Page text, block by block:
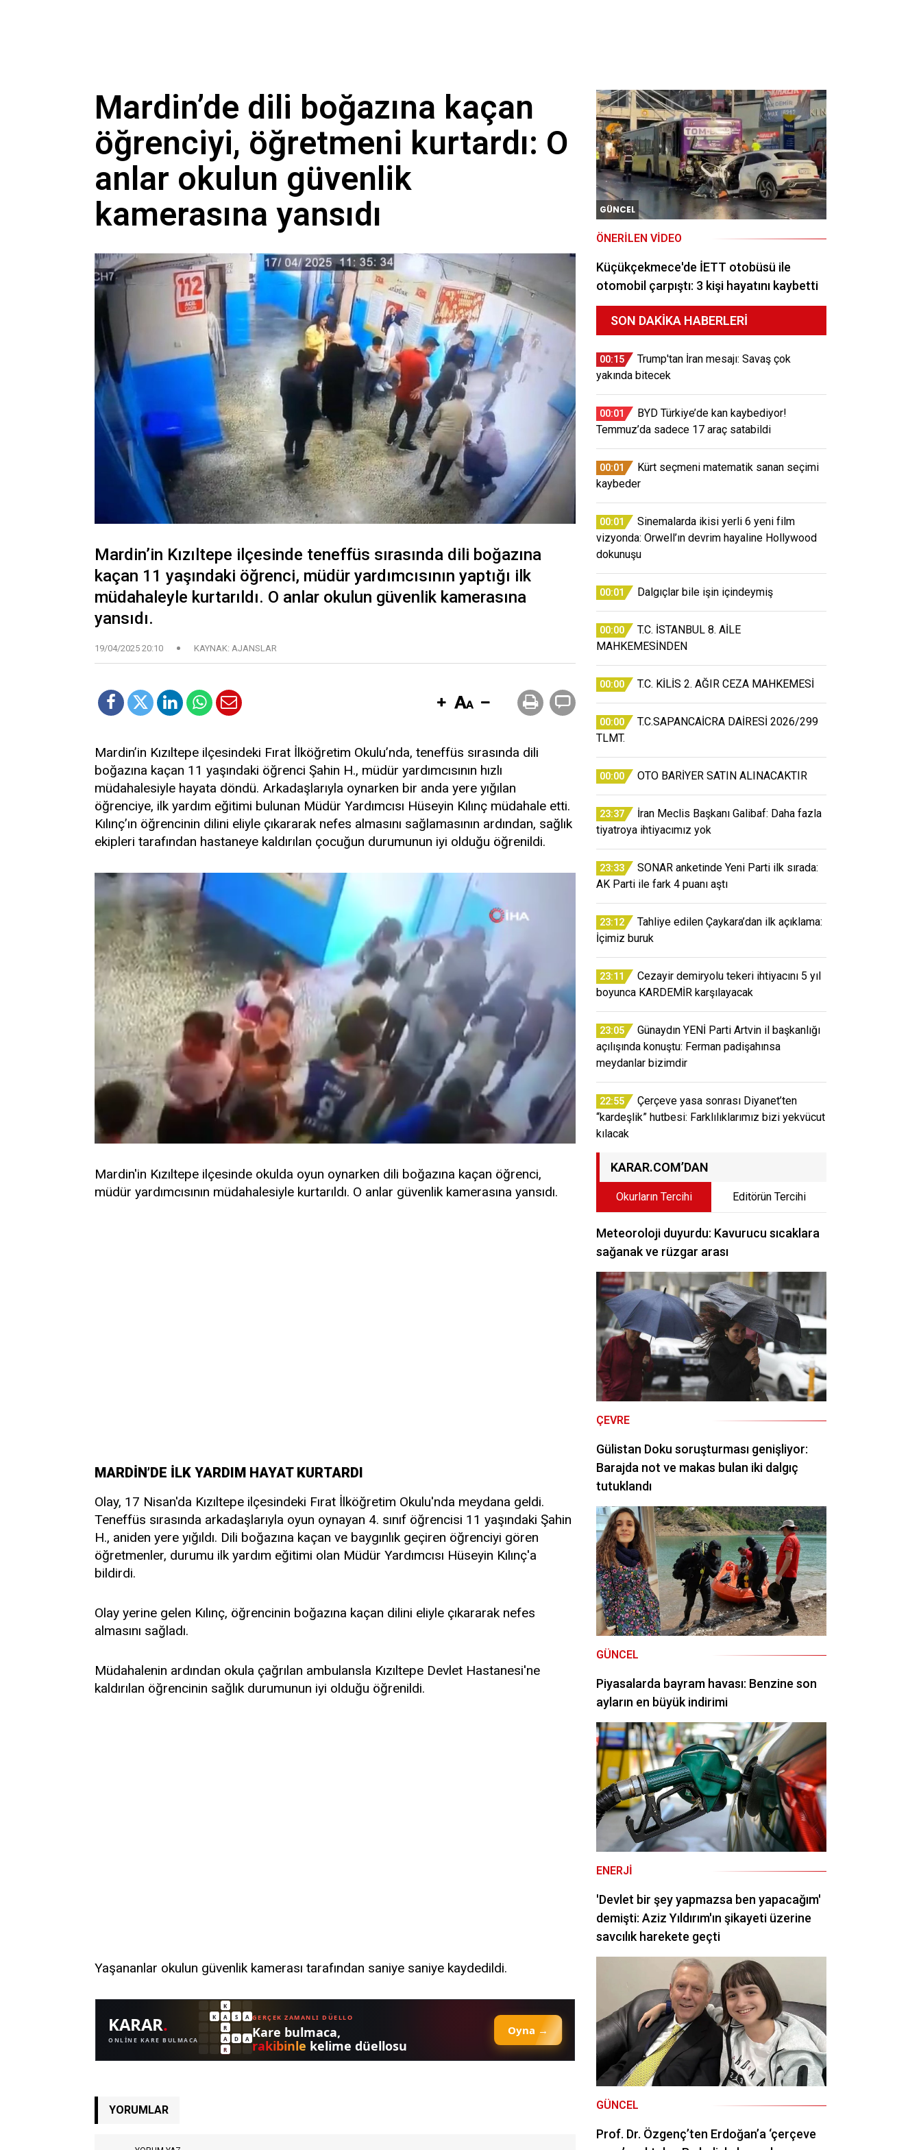
Mardin’de dili boğazına kaçan
öğrenciyi, öğretmeni kurtardı: O
anlar okulun güvenlik
kamerasına yansıdı
Mardin’in Kızıltepe ilçesinde teneffüs sırasında dili boğazına
kaçan 11 yaşındaki öğrenci, müdür yardımcısının yaptığı ilk
müdahaleyle kurtarıldı. O anlar okulun güvenlik kamerasına
yansıdı.
19/04/2025 20:10 KAYNAK: AJANSLAR
Mardin’in Kızıltepe ilçesindeki Fırat İlköğretim Okulu’nda, teneffüs sırasında dili
boğazına kaçan 11 yaşındaki öğrenci Şahin H., müdür yardımcısının hızlı
müdahalesiyle hayata döndü. Arkadaşlarıyla oynarken bir anda yere yığılan
öğrenciye, ilk yardım eğitimi bulunan Müdür Yardımcısı Hüseyin Kılınç müdahale etti.
Kılınç’ın öğrencinin dilini eliyle çıkararak nefes almasını sağlamasının ardından, sağlık
ekipleri tarafından hastaneye kaldırılan çocuğun durumunun iyi olduğu öğrenildi.
Mardin'in Kızıltepe ilçesinde okulda oyun oynarken dili boğazına kaçan öğrenci,
müdür yardımcısının müdahalesiyle kurtarıldı. O anlar güvenlik kamerasına yansıdı.
MARDİN’DE İLK YARDIM HAYAT KURTARDI
Olay, 17 Nisan'da Kızıltepe ilçesindeki Fırat İlköğretim Okulu'nda meydana geldi.
Teneffüs sırasında arkadaşlarıyla oyun oynayan 4. sınıf öğrencisi 11 yaşındaki Şahin
H., aniden yere yığıldı. Dili boğazına kaçan ve baygınlık geçiren öğrenciyi gören
öğretmenler, durumu ilk yardım eğitimi olan Müdür Yardımcısı Hüseyin Kılınç'a
bildirdi.
Olay yerine gelen Kılınç, öğrencinin boğazına kaçan dilini eliyle çıkararak nefes
almasını sağladı.
Müdahalenin ardından okula çağrılan ambulansla Kızıltepe Devlet Hastanesi'ne
kaldırılan öğrencinin sağlık durumunun iyi olduğu öğrenildi.
Yaşananlar okulun güvenlik kamerası tarafından saniye saniye kaydedildi.
YORUMLAR
GÜNCEL
ÖNERILEN VIDEO
Küçükçekmece'de İETT otobüsü ile
otomobil çarpıştı: 3 kişi hayatını kaybetti
SON DAKIKA HABERLERI
00:15
Trump'tan İran mesajı: Savaş çok
yakında bitecek
00:01
BYD Türkiye’de kan kaybediyor!
Temmuz’da sadece 17 araç satabildi
00:01
Kürt seçmeni matematik sanan seçimi
kaybeder
00:01
Sinemalarda ikisi yerli 6 yeni film
vizyonda: Orwell’ın devrim hayaline Hollywood
dokunuşu
00:01 Dalgıçlar bile işin içindeymiş
00:00
T.C. İSTANBUL 8. AİLE
MAHKEMESİNDEN
00:00 T.C. KİLİS 2. AĞIR CEZA MAHKEMESİ
00:00
T.C.SAPANCAİCRA DAİRESİ 2026/299
TLMT.
00:00 OTO BARİYER SATIN ALINACAKTIR
23:37
İran Meclis Başkanı Galibaf: Daha fazla
tiyatroya ihtiyacımız yok
23:33
SONAR anketinde Yeni Parti ilk sırada:
AK Parti ile fark 4 puanı aştı
23:12
Tahliye edilen Çaykara’dan ilk açıklama:
İçimiz buruk
23:11
Cezayir demiryolu tekeri ihtiyacını 5 yıl
boyunca KARDEMİR karşılayacak
23:05
Günaydın YENİ Parti Artvin il başkanlığı
açılışında konuştu: Ferman padişahınsa
meydanlar bizimdir
22:55
Çerçeve yasa sonrası Diyanet’ten
“kardeşlik” hutbesi: Farklılıklarımız bizi yekvücut
kılacak
KARAR.COM’DAN
Okurların Tercihi Editörün Tercihi
Meteoroloji duyurdu: Kavurucu sıcaklara
sağanak ve rüzgar arası
ÇEVRE
Gülistan Doku soruşturması genişliyor:
Barajda not ve makas bulan iki dalgıç
tutuklandı
GÜNCEL
Piyasalarda bayram havası: Benzine son
ayların en büyük indirimi
ENERJI
'Devlet bir şey yapmazsa ben yapacağım'
demişti: Aziz Yıldırım'ın şikayeti üzerine
savcılık harekete geçti
GÜNCEL
Prof. Dr. Özgenç’ten Erdoğan’a ‘çerçeve